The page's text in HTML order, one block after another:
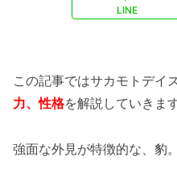
LINE
この記事ではサカモトデイ
力、性格を解説していきます
強面な外見が特徴的な、豹。